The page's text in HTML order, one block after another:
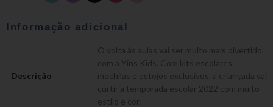
Informação adicional
Descrição
O volta às aulas vai ser muito mais divertido
com a Yins Kids. Com kits escolares,
mochilas e estojos exclusivos, a criançada vai
curtir a temporada escolar 2022 com muito
estilo e cor.